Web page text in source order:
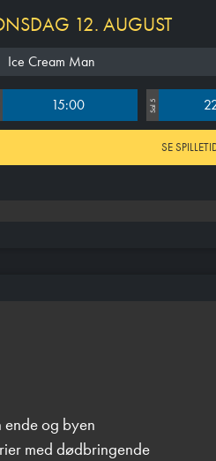
12. AUGUST
Ice Cream Man
15:00 Sal 5
SE
ende og byen
med dødbringende